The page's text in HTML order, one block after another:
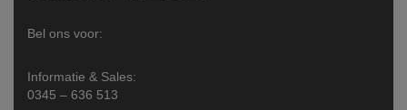
Bel ons voor:
Informatie & Sales:
0345 – 636 513